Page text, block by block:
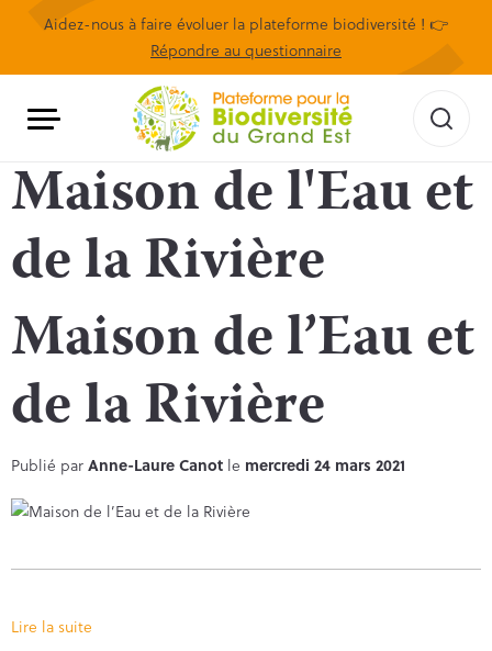
Aidez-nous à faire évoluer la plateforme biodiversité ! 👉
Répondre au questionnaire
Maison de l'Eau et
de la Rivière
Maison de l’Eau et
de la Rivière
Publié parAnne-Laure Canot le mercredi 24 mars 2021
Lire la suite